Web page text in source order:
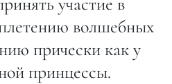
волшебных
прически как у
принцессы.